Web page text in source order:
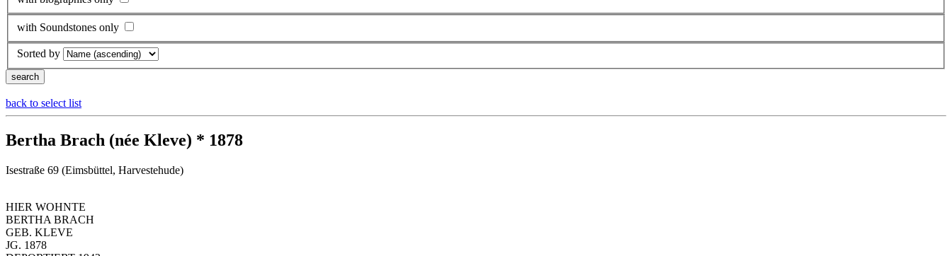
with Soundstones only
Sorted by
back to select list
Bertha Brach (née Kleve) * 1878
Isestraße 69 (Eimsbüttel, Harvestehude)
HIER WOHNTE
BERTHA BRACH
GEB. KLEVE
JG. 1878